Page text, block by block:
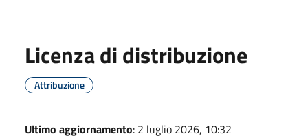
Licenza di distribuzione
Attribuzione
Ultimo aggiornamento: 2 luglio 2026, 10:32